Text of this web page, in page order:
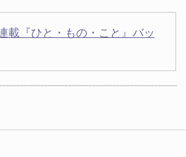
載『ひと・もの・こと』バッ